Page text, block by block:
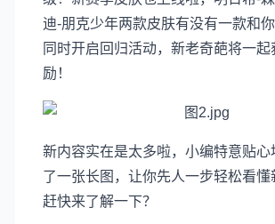
迪-朋克少年两款皮肤有没有一款和你
同时开启回归活动，新老奇葩将一起
励！
新内容实在是太多啦，小编特意贴心
了一张长图，让你先人一步轻松看懂
赶快来了解一下？